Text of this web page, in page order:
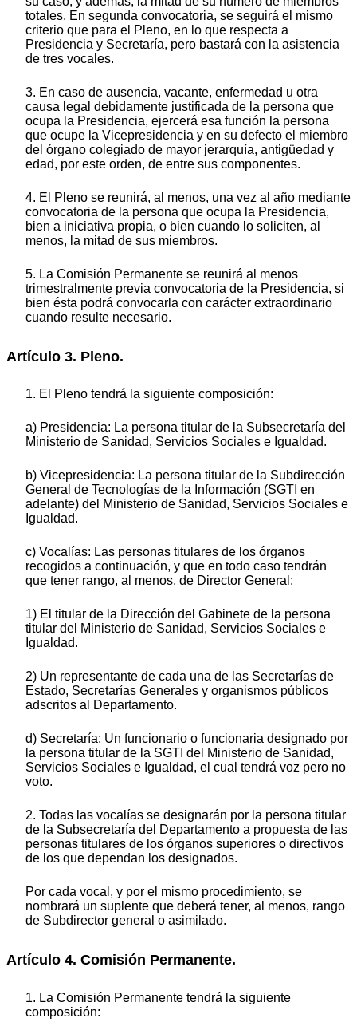
totales. En segunda convocatoria, se seguirá el mismo
criterio que para el Pleno, en lo que respecta a
Presidencia y Secretaría, pero bastará con la asistencia
de tres vocales.
3. En caso de ausencia, vacante, enfermedad u otra
causa legal debidamente justificada de la persona que
ocupa la Presidencia, ejercerá esa función la persona
que ocupe la Vicepresidencia y en su defecto el miembro
del órgano colegiado de mayor jerarquía, antigüedad y
edad, por este orden, de entre sus componentes.
4. El Pleno se reunirá, al menos, una vez al año mediante
convocatoria de la persona que ocupa la Presidencia,
bien a iniciativa propia, o bien cuando lo soliciten, al
menos, la mitad de sus miembros.
5. La Comisión Permanente se reunirá al menos
trimestralmente previa convocatoria de la Presidencia, si
bien ésta podrá convocarla con carácter extraordinario
cuando resulte necesario.
Artículo 3. Pleno.
1. El Pleno tendrá la siguiente composición:
a) Presidencia: La persona titular de la Subsecretaría del
Ministerio de Sanidad, Servicios Sociales e Igualdad.
b) Vicepresidencia: La persona titular de la Subdirección
General de Tecnologías de la Información (SGTI en
adelante) del Ministerio de Sanidad, Servicios Sociales e
Igualdad.
c) Vocalías: Las personas titulares de los órganos
recogidos a continuación, y que en todo caso tendrán
que tener rango, al menos, de Director General:
1) El titular de la Dirección del Gabinete de la persona
titular del Ministerio de Sanidad, Servicios Sociales e
Igualdad.
2) Un representante de cada una de las Secretarías de
Estado, Secretarías Generales y organismos públicos
adscritos al Departamento.
d) Secretaría: Un funcionario o funcionaria designado por
la persona titular de la SGTI del Ministerio de Sanidad,
Servicios Sociales e Igualdad, el cual tendrá voz pero no
voto.
2. Todas las vocalías se designarán por la persona titular
de la Subsecretaría del Departamento a propuesta de las
personas titulares de los órganos superiores o directivos
de los que dependan los designados.
Por cada vocal, y por el mismo procedimiento, se
nombrará un suplente que deberá tener, al menos, rango
de Subdirector general o asimilado.
Artículo 4. Comisión Permanente.
1. La Comisión Permanente tendrá la siguiente
composición: